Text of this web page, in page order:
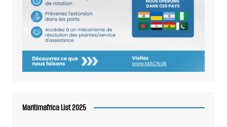
Maritimafrica List 2025